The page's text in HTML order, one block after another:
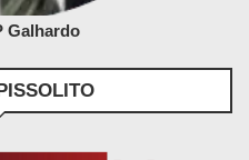
Galhardo